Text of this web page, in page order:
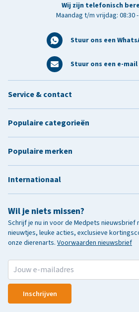
Wij zijn telefonisch
Maandag t/m vrijdag: 08:30
Stuur ons een
Stuur ons een e-mail
Wil je niets missen?
Schrijf je nu in voor de Medpets nieuwsbrief
nieuwtjes, leuke acties, exclusieve
onze dierenarts. Voorwaarden nieuwsbrief
Inschrijven
Service & contact
Populaire categorieën
Populaire merken
Internationaal